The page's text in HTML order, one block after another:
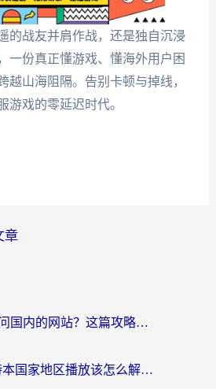
的战友并肩作战，还是独自沉浸
一份真正懂游戏、懂海外用户困
越山海阻隔。告别卡顿与掉线，
游戏的零延迟时代。
章
在国外不能访问国内的网站？这篇攻略帮你无缝连接家乡资源
芒果TV不支持本国家地区播放该怎么解决？海外党追剧看片的终极指南